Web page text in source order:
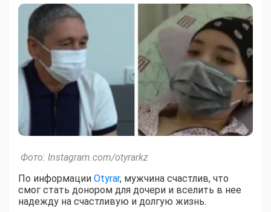
Фото: Instagram.com/otyrarkz
По информации Otyrar, мужчина счастлив, что
смог стать донором для дочери и вселить в нее
надежду на счастливую и долгую жизнь.